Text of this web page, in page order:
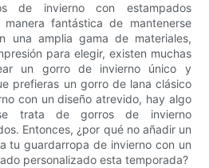
de invierno con estampados
fantástica de mantenerse
una amplia gama de materiales,
para elegir, existen muchas
un gorro de invierno único y
prefieras un gorro de lana clásico
con un diseño atrevido, hay algo
trata de gorros de invierno
Entonces, ¿por qué no añadir un
tu guardarropa de invierno con un
personalizado esta temporada?